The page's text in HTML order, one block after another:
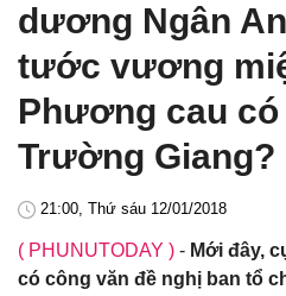
dương Ngân
tước vương
Phương cau
Trường Giang?
21:00, Thứ sáu 12/01/2018
( PHUNUTODAY ) - Mới đây,
có công văn đề nghị ban tổ